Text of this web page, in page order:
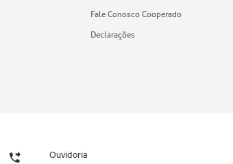
Fale Conosco Cooperado
Declarações
Ouvidoria